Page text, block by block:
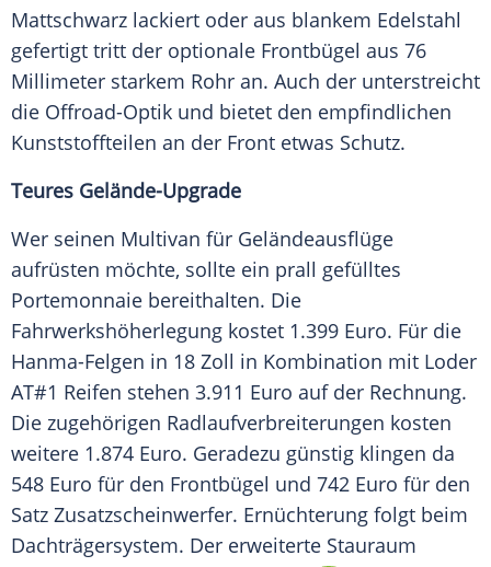
Mattschwarz lackiert oder aus blankem Edelstahl
gefertigt tritt der optionale Frontbügel aus 76
Millimeter starkem Rohr an. Auch der unterstreicht
die Offroad-Optik und bietet den empfindlichen
Kunststoffteilen an der Front etwas Schutz.
Teures Gelände-Upgrade
Wer seinen Multivan für Geländeausflüge
aufrüsten möchte, sollte ein prall gefülltes
Portemonnaie bereithalten. Die
Fahrwerkshöherlegung kostet 1.399 Euro. Für die
Hanma-Felgen in 18 Zoll in Kombination mit Loder
AT#1 Reifen stehen 3.911 Euro auf der Rechnung.
Die zugehörigen Radlaufverbreiterungen kosten
weitere 1.874 Euro. Geradezu günstig klingen da
548 Euro für den Frontbügel und 742 Euro für den
Satz Zusatzscheinwerfer. Ernüchterung folgt beim
Dachträgersystem. Der erweiterte Stauraum